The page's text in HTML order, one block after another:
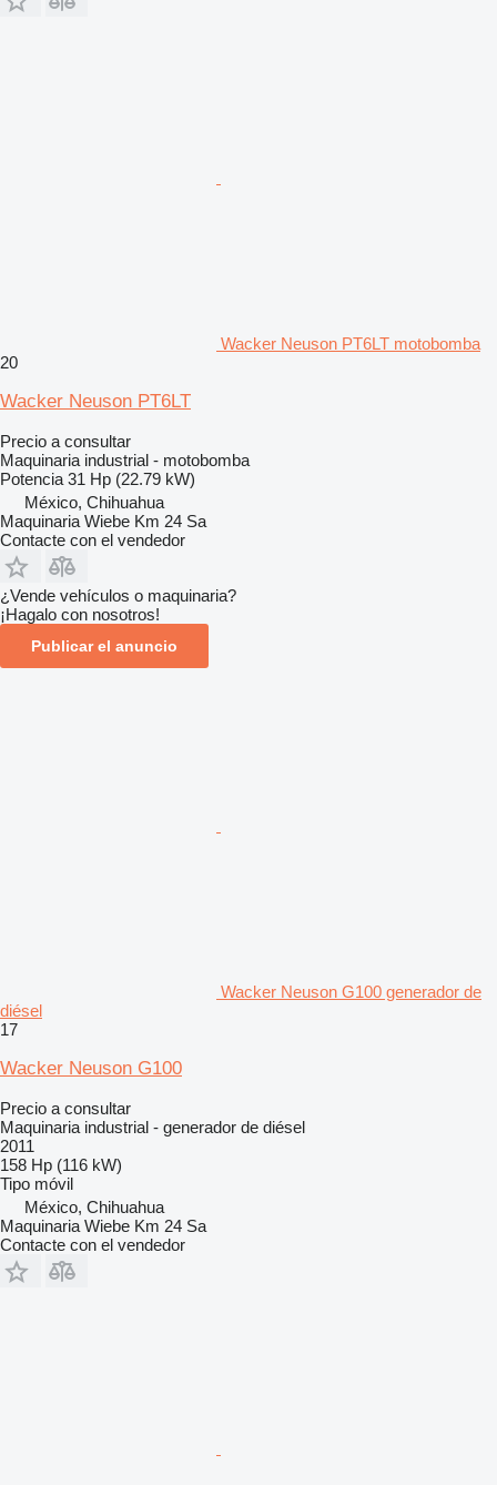
Wacker Neuson PT6LT motobomba
20
Wacker Neuson PT6LT
Precio a consultar
Maquinaria industrial - motobomba
Potencia 31 Hp (22.79 kW)
México, Chihuahua
Maquinaria Wiebe Km 24 Sa
Contacte con el vendedor
¿Vende vehículos o maquinaria?
¡Hagalo con nosotros!
Publicar el anuncio
Wacker Neuson G100 generador de
diésel
17
Wacker Neuson G100
Precio a consultar
Maquinaria industrial - generador de diésel
2011
158 Hp (116 kW)
Tipo móvil
México, Chihuahua
Maquinaria Wiebe Km 24 Sa
Contacte con el vendedor